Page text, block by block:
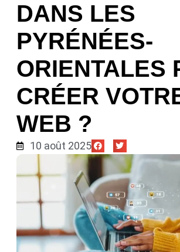
DANS LES
PYRÉNÉES-
ORIENTALES
CRÉER
WEB ?
10 août 2025